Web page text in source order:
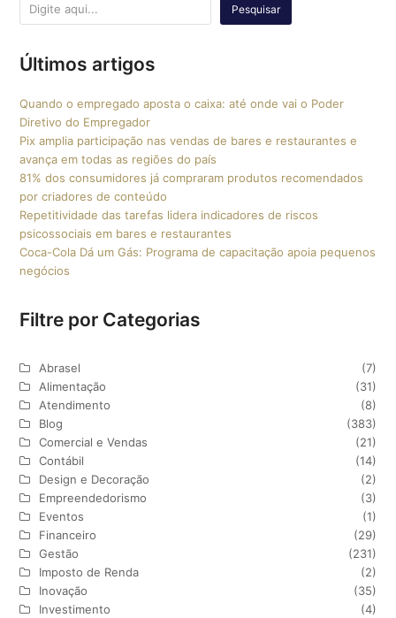
Pesquisar
Últimos artigos
Quando o empregado aposta o caixa: até onde vai o Poder
Diretivo do Empregador
Pix amplia participação nas vendas de bares e restaurantes e
avança em todas as regiões do país
81% dos consumidores já compraram produtos recomendados
por criadores de conteúdo
Repetitividade das tarefas lidera indicadores de riscos
psicossociais em bares e restaurantes
Coca-Cola Dá um Gás: Programa de capacitação apoia pequenos
negócios
Filtre por Categorias
Abrasel
(7)
Alimentação
(31)
Atendimento
(8)
Blog
(383)
Comercial e Vendas
(21)
Contábil
(14)
Design e Decoração
(2)
Empreendedorismo
(3)
Eventos
(1)
Financeiro
(29)
Gestão
(231)
Imposto de Renda
(2)
Inovação
(35)
Investimento
(4)